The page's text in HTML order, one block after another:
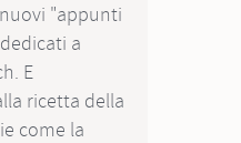
"appunti
a
E
ricetta della
come la